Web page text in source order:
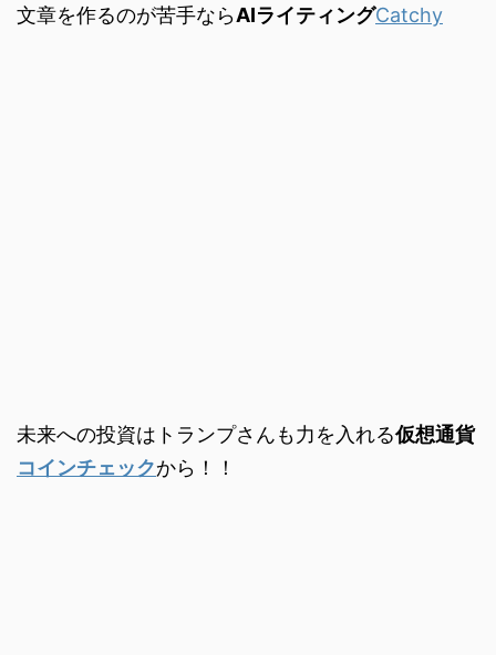
文章を作るのが苦手ならAIライティングCatchy
未来への投資はトランプさんも力を入れる仮想通貨
コインチェックから！！